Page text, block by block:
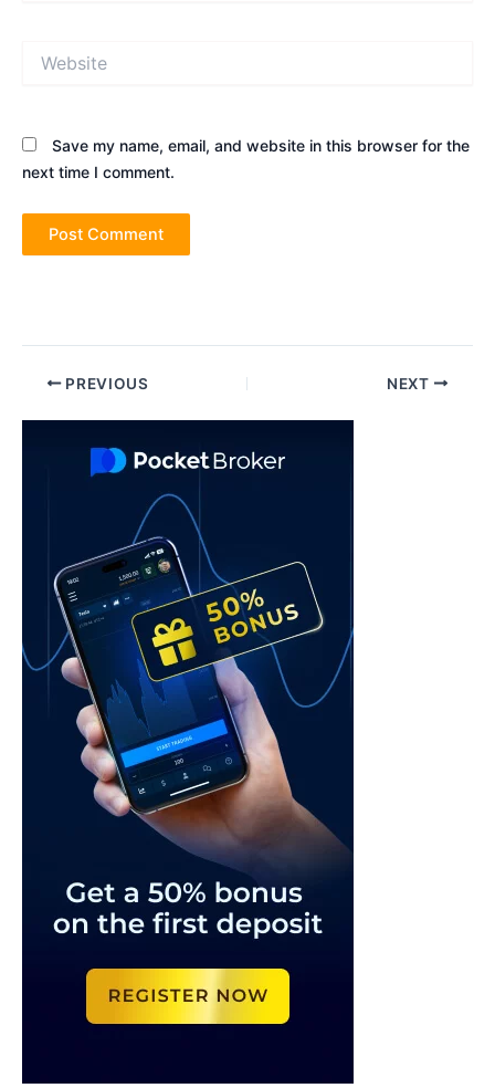
Save my name, email, and website in this browser for the
next time I comment.
Post PREVIOUS NEXT